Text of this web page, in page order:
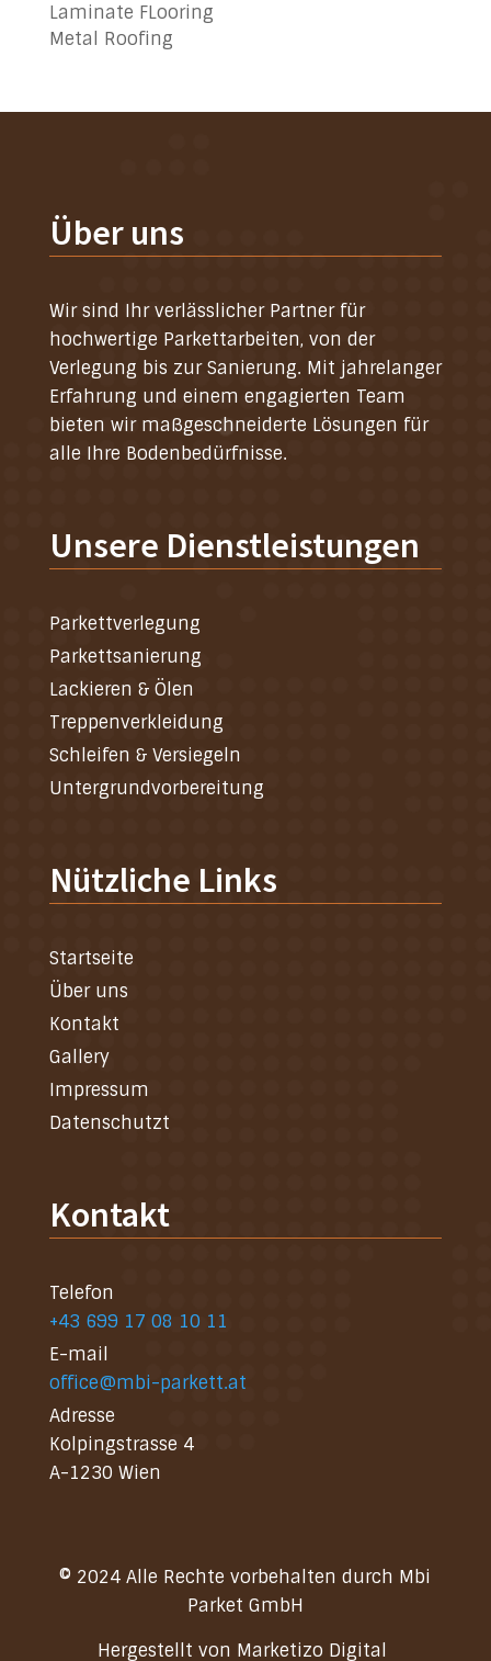
Laminate FLooring
Metal Roofing
Über uns
Wir sind Ihr verlässlicher Partner für
hochwertige Parkettarbeiten, von der
Verlegung bis zur Sanierung. Mit jahrelanger
Erfahrung und einem engagierten Team
bieten wir maßgeschneiderte Lösungen für
alle Ihre Bodenbedürfnisse.
Unsere Dienstleistungen
Parkettverlegung
Parkettsanierung
Lackieren & Ölen
Treppenverkleidung
Schleifen & Versiegeln
Untergrundvorbereitung
Nützliche Links
Startseite
Über uns
Kontakt
Gallery
Impressum
Datenschutzt
Kontakt
Telefon
+43 699 17 08 10 11
E-mail
office@mbi-parkett.at
Adresse
Kolpingstrasse 4
A-1230 Wien
© 2024 Alle Rechte vorbehalten durch Mbi
Parket GmbH
Hergestellt von Marketizo Digital